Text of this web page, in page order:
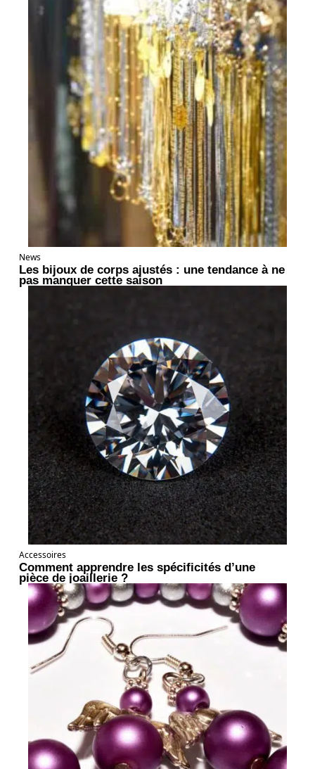
News
Les bijoux de corps ajustés : une tendance à ne
pas manquer cette saison
Accessoires
Comment apprendre les spécificités d’une
pièce de joaillerie ?